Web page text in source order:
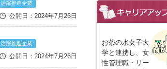
活躍推進企業
公開日：2024年7月26日
活躍推進企業
公開日：2024年7月26日
お茶の水女子大
学と連携し、女
性管理職・リー